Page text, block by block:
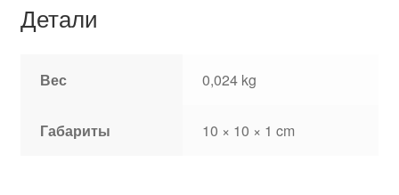
Детали
Вес 0,024 kg
Габариты 10 × 10 × 1 cm